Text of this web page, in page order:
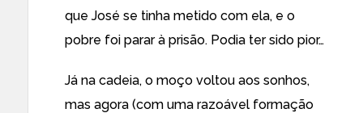
que José se tinha metido com ela, e o
pobre foi parar à prisão. Podia ter sido pior…
Já na cadeia, o moço voltou aos sonhos,
mas agora (com uma razoável formação